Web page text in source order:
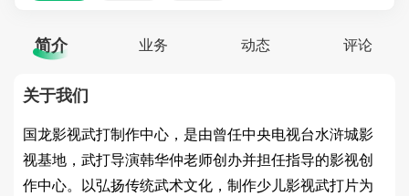
简介 业务 动态 评论
关于我们
国龙影视武打制作中心，是由曾任中央电视台水浒城影
视基地，武打导演韩华仲老师创办并担任指导的影视创
作中心。以弘扬传统武术文化，制作少儿影视武打片为